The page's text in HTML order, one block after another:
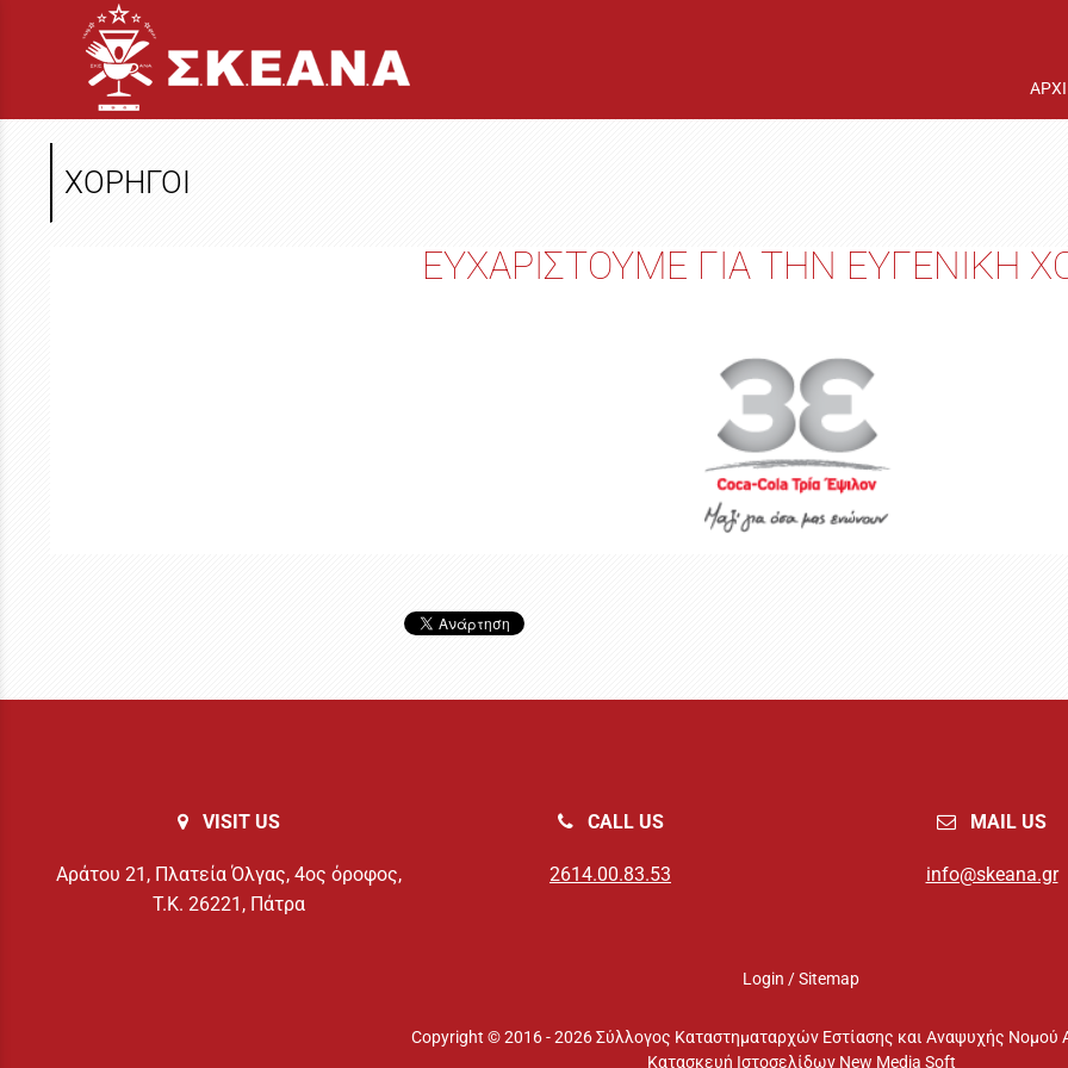
ΧΟΡΗΓΟΙ
ΕΥΧΑΡΙΣΤΟΥΜΕ ΓΙΑ ΤΗΝ ΕΥΓΕΝΙΚΗ
VISIT US
Αράτου 21, Πλατεία Όλγας, 4ος όροφος,
Τ.Κ. 26221, Πάτρα
CALL US
2614.00.83.53
MAIL US
info@skeana.gr
Login /Sitemap
Copyright © 2016 - 2026 Σύλλογος Καταστηματαρχών Εστίασης και Αναψυχής Νομού
Κατασκευή Ιστοσελίδων New Media Soft